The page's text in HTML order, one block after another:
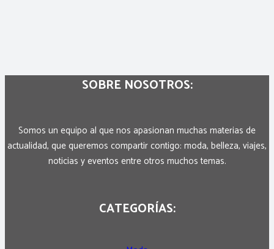
SOBRE NOSOTROS:
Somos un equipo al que nos apasionan muchas materias de
actualidad, que queremos compartir contigo: moda, belleza, viajes,
noticias y eventos entre otros muchos temas.
CATEGORÍAS: